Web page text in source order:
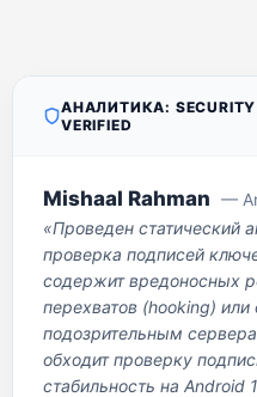
АНАЛИТИКА: SECURITY
VERIFIED
Mishaal Rahman —
«Проведен статический
проверка подписей
содержит вредоносных
перехватов (hooking)
подозрительным
обходит проверку
стабильность на Android